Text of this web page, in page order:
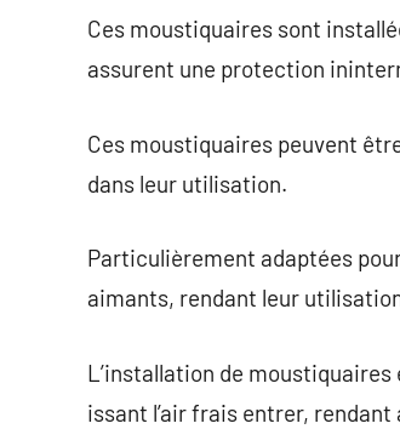
Ces moustiquaires sont
assurent une protection
Ces moustiquaires peuvent
dans leur utilisation.
Particulièrement adaptées
aimants, rendant leur
L’installation de
issant l’air frais entrer,